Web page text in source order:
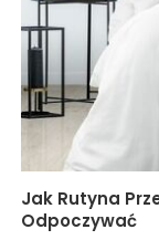
Jak Rutyna
Odpoczywać